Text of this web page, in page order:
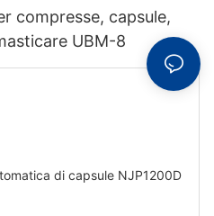
compresse, capsule,
UBM-8